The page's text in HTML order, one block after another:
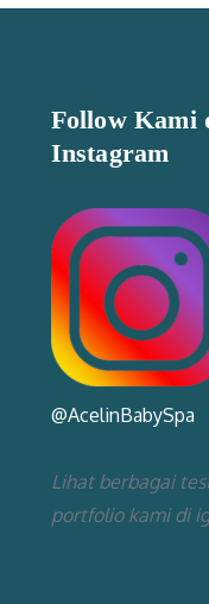
Follow Kami
Instagram
@AcelinBabySpa
Lihat berbagai
portfolio kami di